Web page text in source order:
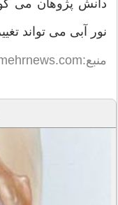
نور آبی می تواند
منبع:mehrnews.com